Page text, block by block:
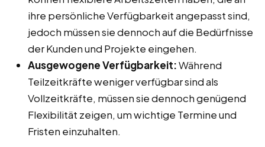
ihre persönliche Verfügbarkeit angepasst sind,
jedoch müssen sie dennoch auf die Bedürfnisse
der Kunden und Projekte eingehen.
Ausgewogene Verfügbarkeit:Während
Teilzeitkräfte weniger verfügbar sind als
Vollzeitkräfte, müssen sie dennoch genügend
Flexibilität zeigen, um wichtige Termine und
Fristen einzuhalten.